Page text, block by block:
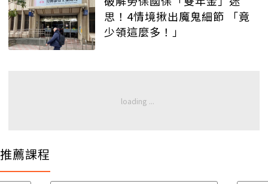
思！4情境揪出魔鬼細節 「竟
少領這麼多！」
推薦課程